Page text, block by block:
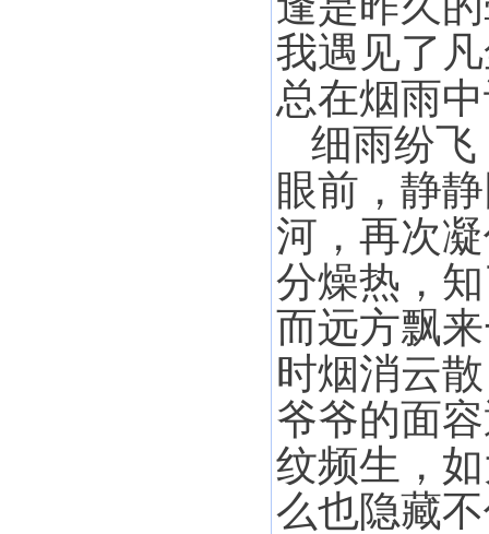
我遇见了
总在烟雨
细雨纷
眼前，静
河，再次
分燥热，
而远方飘
时烟消云
爷爷的面
纹频生，
么也隐藏